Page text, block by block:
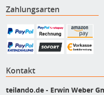
Zahlungsarten
Kontakt
teilando.de - Erwin Weber